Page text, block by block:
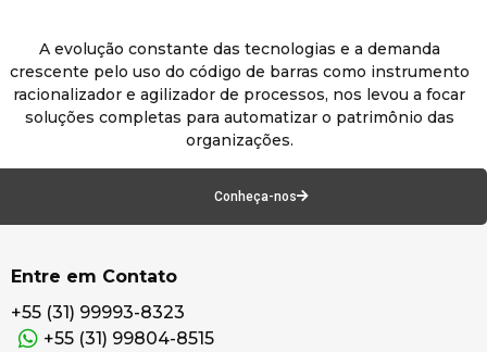
A evolução constante das tecnologias e a demanda
crescente pelo uso do código de barras como instrumento
racionalizador e agilizador de processos, nos levou a focar
soluções completas para automatizar o patrimônio das
organizações.
Conheça-nos
Entre em Contato
+55 (31) 99993-8323
+55 (31) 99804-8515